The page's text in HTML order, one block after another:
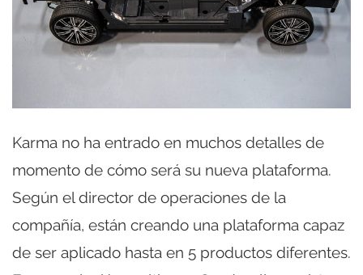
Karma no ha entrado en muchos detalles de
momento de cómo será su nueva plataforma.
Según el director de operaciones de la
compañía, están creando una plataforma capaz
de ser aplicado hasta en 5 productos diferentes.